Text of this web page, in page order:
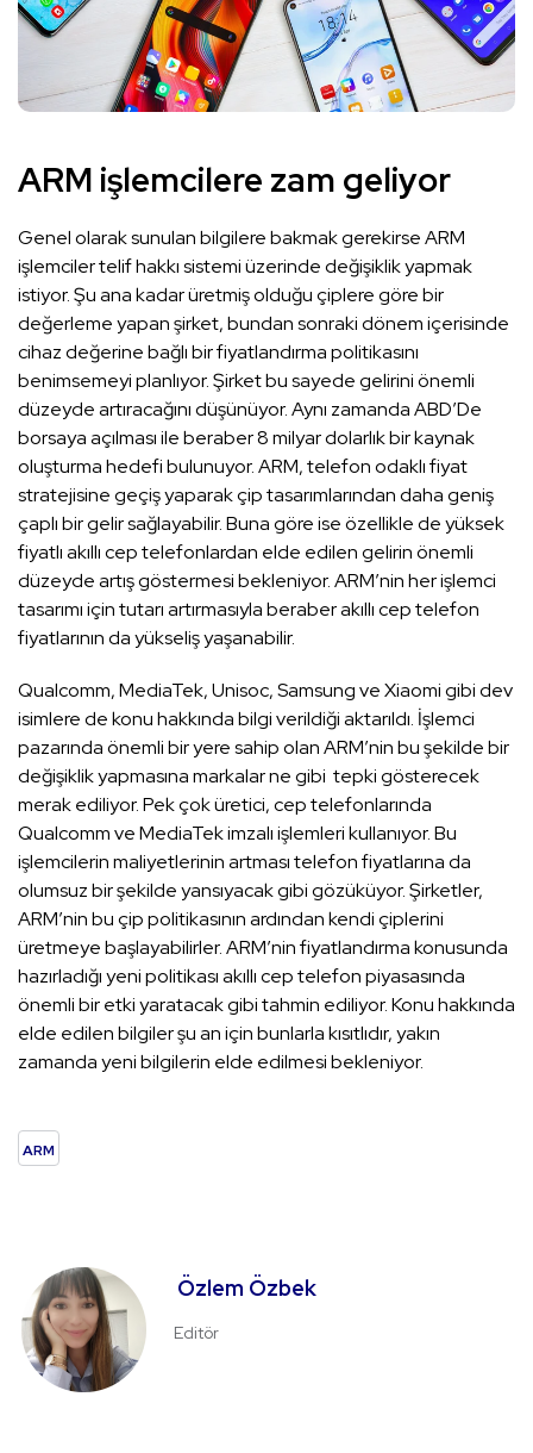
ARM işlemcilere zam geliyor
Genel olarak sunulan bilgilere bakmak gerekirse ARM
işlemciler telif hakkı sistemi üzerinde değişiklik yapmak
istiyor. Şu ana kadar üretmiş olduğu çiplere göre bir
değerleme yapan şirket, bundan sonraki dönem içerisinde
cihaz değerine bağlı bir fiyatlandırma politikasını
benimsemeyi planlıyor. Şirket bu sayede gelirini önemli
düzeyde artıracağını düşünüyor. Aynı zamanda ABD’De
borsaya açılması ile beraber 8 milyar dolarlık bir kaynak
oluşturma hedefi bulunuyor. ARM, telefon odaklı fiyat
stratejisine geçiş yaparak çip tasarımlarından daha geniş
çaplı bir gelir sağlayabilir. Buna göre ise özellikle de yüksek
fiyatlı akıllı cep telefonlardan elde edilen gelirin önemli
düzeyde artış göstermesi bekleniyor. ARM’nin her işlemci
tasarımı için tutarı artırmasıyla beraber akıllı cep telefon
fiyatlarının da yükseliş yaşanabilir.
Qualcomm, MediaTek, Unisoc, Samsung ve Xiaomi gibi dev
isimlere de konu hakkında bilgi verildiği aktarıldı. İşlemci
pazarında önemli bir yere sahip olan ARM’nin bu şekilde bir
değişiklik yapmasına markalar ne gibi tepki gösterecek
merak ediliyor. Pek çok üretici, cep telefonlarında
Qualcomm ve MediaTek imzalı işlemleri kullanıyor. Bu
işlemcilerin maliyetlerinin artması telefon fiyatlarına da
olumsuz bir şekilde yansıyacak gibi gözüküyor. Şirketler,
ARM’nin bu çip politikasının ardından kendi çiplerini
üretmeye başlayabilirler. ARM’nin fiyatlandırma konusunda
hazırladığı yeni politikası akıllı cep telefon piyasasında
önemli bir etki yaratacak gibi tahmin ediliyor. Konu hakkında
elde edilen bilgiler şu an için bunlarla kısıtlıdır, yakın
zamanda yeni bilgilerin elde edilmesi bekleniyor.
ARM
Özlem Özbek
Editör